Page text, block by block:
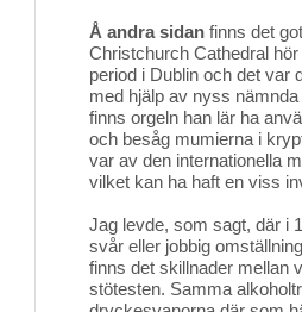
Å andra sidan finns det
Christchurch Cathedral
period i Dublin och det var
med hjälp av nyss
finns orgeln han lär ha
och besåg mumierna i
var av den internationella
vilket kan ha haft en viss
Jag levde, som sagt, där i
svår eller jobbig
finns det skillnader mellan
stötesten. Samma